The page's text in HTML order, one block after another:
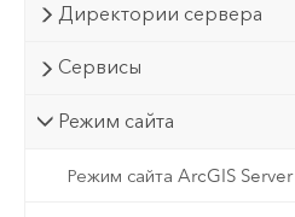
Директории сервера
Сервисы
Режим сайта
Режим сайта ArcGIS Server